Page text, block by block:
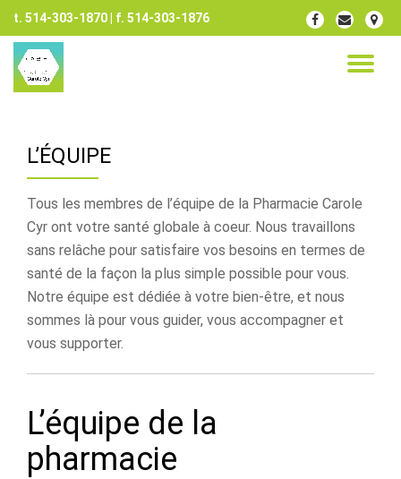
Aller
contenu
t. 514-303-1870 | f. 514-303-1876
fa-
facebook
fa-
envelope
fa-
map-
marker
L’ÉQUIPE
Tous les membres de l’équipe de la Pharmacie Carole
Cyr ont votre santé globale à coeur. Nous travaillons
sans relâche pour satisfaire vos besoins en termes de
santé de la façon la plus simple possible pour vous.
Notre équipe est dédiée à votre bien-être, et nous
sommes là pour vous guider, vous accompagner et
vous supporter.
L’équipe de la
pharmacie